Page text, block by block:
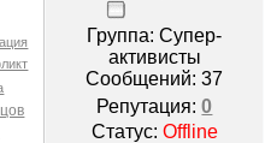
Группа: Супер-
активисты
Сообщений:37
Репутация:0
Статус: Offline